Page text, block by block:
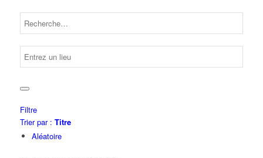
Filtre
Trier par : Titre
Aléatoire